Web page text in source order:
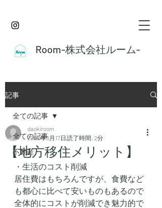
Room-株式会社ルーム-
記事
全ての記事
不動産
全ての記事
【地方移住メリット】
daokiroom
2022年9月17日 読了時間: 2分
・生活のコスト削減
居住費はもちろんですが、食費など
も都心に比べて安いものもあるので
全体的にコストが削減でき魅力的で